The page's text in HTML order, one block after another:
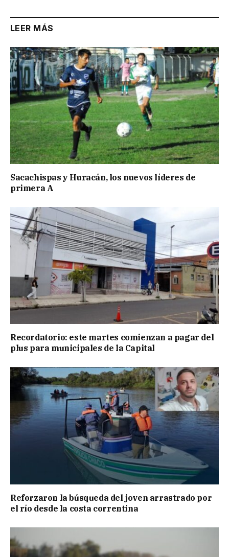
LEER MÁS
Sacachispas y Huracán, los nuevos líderes de
primera A
Recordatorio: este martes comienzan a pagar del
plus para municipales de la Capital
Reforzaron la búsqueda del joven arrastrado por
el río desde la costa correntina